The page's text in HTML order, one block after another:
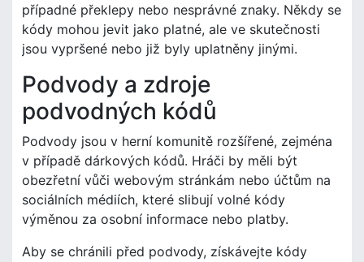
případné překlepy nebo nesprávné znaky. Někdy se
kódy mohou jevit jako platné, ale ve skutečnosti
jsou vypršené nebo již byly uplatněny jinými.
Podvody a zdroje
podvodných kódů
Podvody jsou v herní komunitě rozšířené, zejména
v případě dárkových kódů. Hráči by měli být
obezřetní vůči webovým stránkám nebo účtům na
sociálních médiích, které slibují volné kódy
výměnou za osobní informace nebo platby.
Aby se chránili před podvody, získávejte kódy